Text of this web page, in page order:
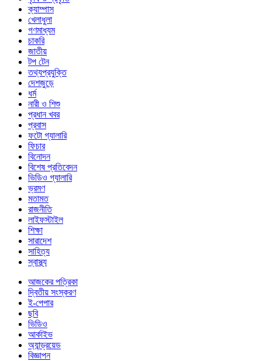
ক্যাম্পাস
খেলাধুলা
গণমাধ্যম
চাকরি
জাতীয়
টপ টেন
তথ্যপ্রযুক্তি
দেশজুড়ে
ধর্ম
নারী ও শিশু
প্রধান খবর
প্রবাস
ফটো গ্যালারি
ফিচার
বিনোদন
বিশেষ প্রতিবেদন
ভিডিও গ্যালারি
ভ্রমণ
মতামত
রাজনীতি
লাইফস্টাইল
শিক্ষা
সারাদেশ
সাহিত্য
স্বাস্থ্য
আজকের পত্রিকা
দ্বিতীয় সংস্করণ
ই-পেপার
ছবি
ভিডিও
আর্কাইভ
অ্যান্ড্রয়েড
বিজ্ঞাপন